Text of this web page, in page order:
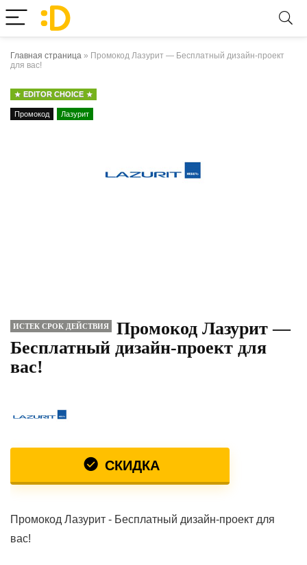
Главная страница » Промокод Лазурит — Бесплатный дизайн-проект
для вас!
EDITOR CHOICE
Промокод Лазурит
ИСТЕК СРОК ДЕЙСТВИЯ
Промокод Лазурит —
Бесплатный дизайн-проект для
вас!
СКИДКА
Промокод Лазурит - Бесплатный дизайн-проект для
вас!